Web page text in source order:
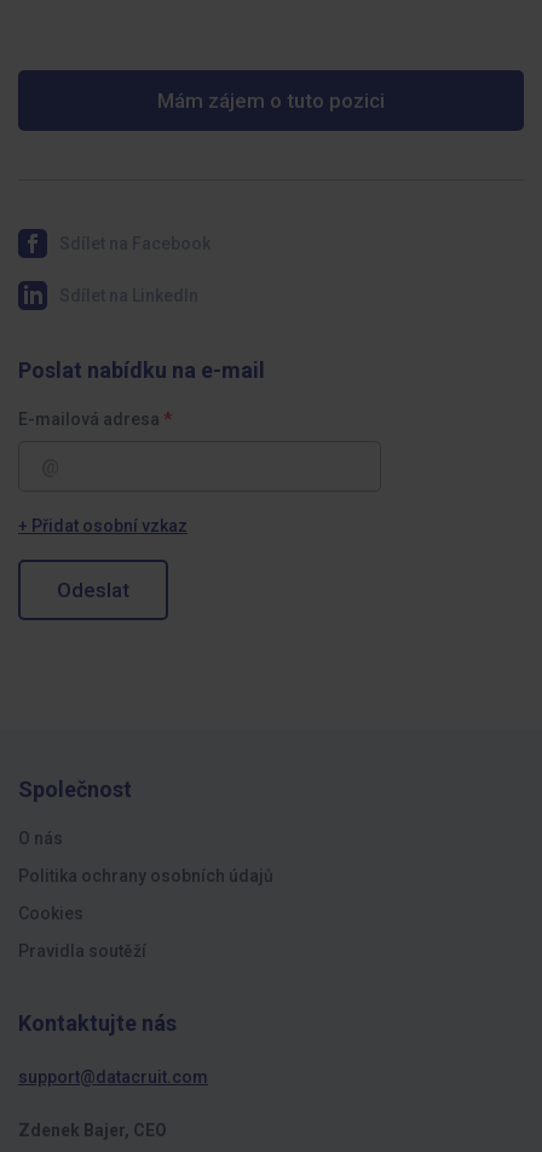
Mám zájem o tuto pozici
Poslat nabídku na e-mail
E-mailová adresa
+ Přidat osobní vzkaz
Odeslat
Společnost
O nás
Politika ochrany osobních údajů
Cookies
Pravidla soutěží
Kontaktujte nás
support@datacruit.com
Zdenek Bajer, CEO